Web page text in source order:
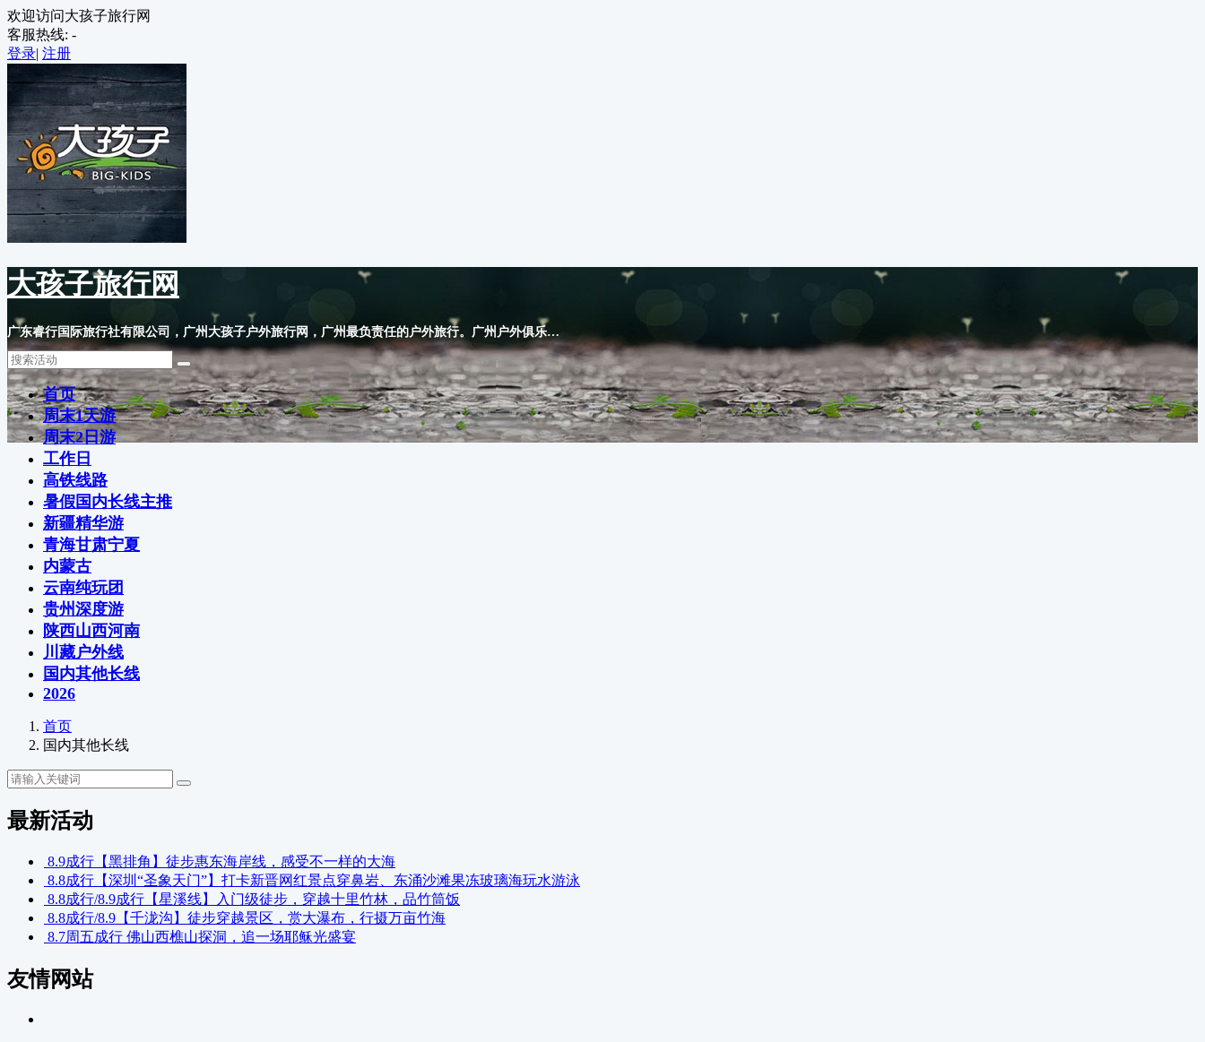
欢迎访问大孩子旅行网
客服热线: -
登录| 注册
大孩子旅行网
广东睿行国际旅行社有限公司，广州大孩子户外旅行网，广州最负责任的户外旅行。广州户外俱乐部，学做大孩子，寻找另一个自己。
首页
周末1天游
周末2日游
工作日
高铁线路
暑假国内长线主推
新疆精华游
青海甘肃宁夏
内蒙古
云南纯玩团
贵州深度游
陕西山西河南
川藏户外线
国内其他长线
2026
首页
国内其他长线
最新活动
8.9成行【黑排角】徒步惠东海岸线，感受不一样的大海
8.8成行【深圳“圣象天门”】打卡新晋网红景点穿鼻岩、东涌沙滩果冻玻璃海玩水游泳
8.8成行/8.9成行【星溪线】入门级徒步，穿越十里竹林，品竹筒饭
8.8成行/8.9【千泷沟】徒步穿越景区，赏大瀑布，行摄万亩竹海
8.7周五成行 佛山西樵山探洞，追一场耶稣光盛宴
友情网站